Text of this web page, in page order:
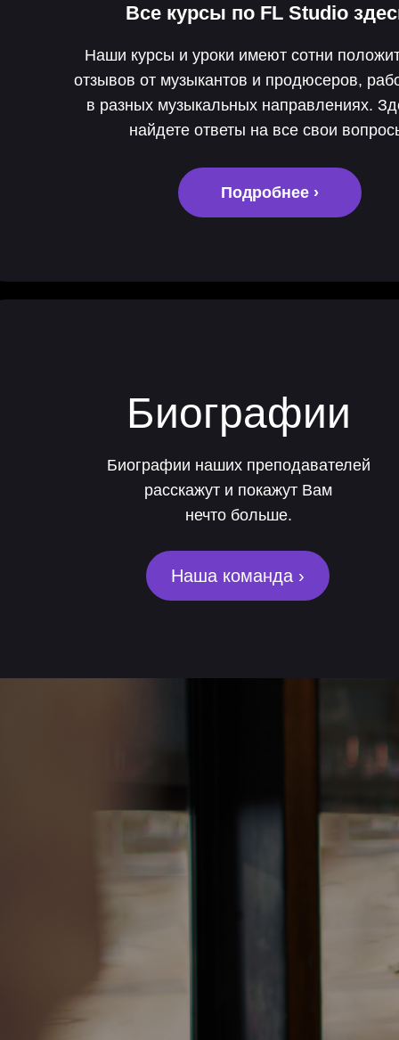
Наши курсы и уроки имеют сотни
отзывов от музыкантов и продюсеров,
в разных музыкальных направлениях.
найдете ответы на все свои
Подробнее ›
Все курсы по FL Studio
Наша команда ›
Биографии
Биографии наших преподавателей
расскажут и покажут Вам
нечто больше.